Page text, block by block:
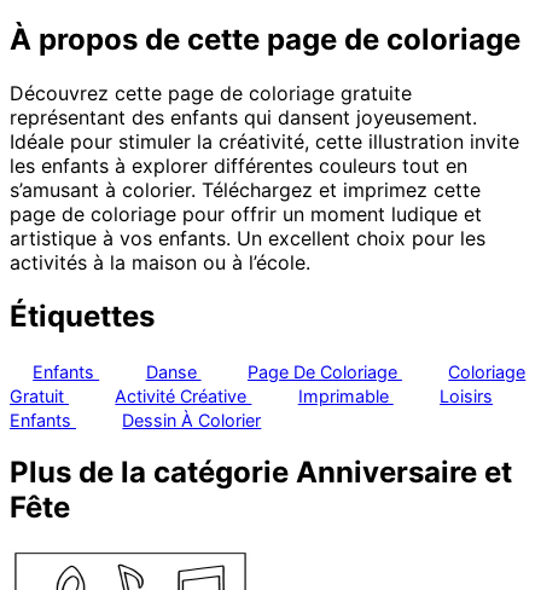
À propos de cette page de coloriage
Découvrez cette page de coloriage gratuite
représentant des enfants qui dansent joyeusement.
Idéale pour stimuler la créativité, cette illustration invite
les enfants à explorer différentes couleurs tout en
s’amusant à colorier. Téléchargez et imprimez cette
page de coloriage pour offrir un moment ludique et
artistique à vos enfants. Un excellent choix pour les
activités à la maison ou à l’école.
Étiquettes
Enfants Danse Page De Coloriage
Coloriage
Gratuit
Activité Créative Imprimable
Loisirs
Enfants
Dessin À Colorier
Plus de la catégorie Anniversaire et
Fête